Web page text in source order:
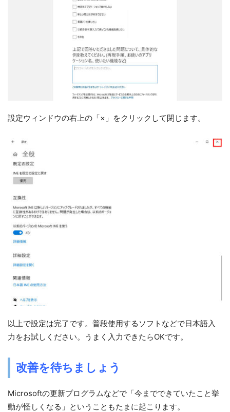
設定ウィンドウの右上の「×」をクリックして閉じます。
以上で設定は完了です。普段使用するソフトなどで日本語入
力をお試しください。うまく入力できたらOKです。
改善を待ちましょう
Microsoftの更新プログラムなどで「今までできていたこと挙
動が怪しくなる」ということもたまに起こります。